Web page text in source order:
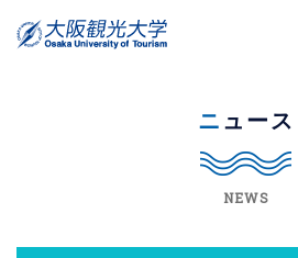
ニュース
NEWS